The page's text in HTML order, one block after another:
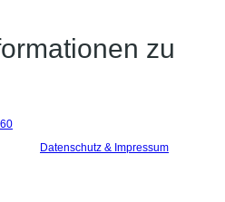
zu
Datenschutz & Impressum